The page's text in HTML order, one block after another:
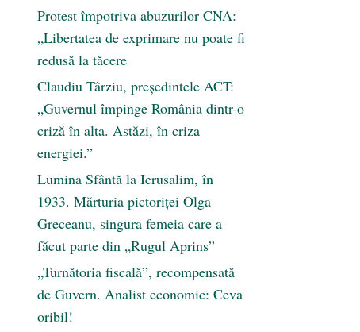
Protest împotriva abuzurilor CNA:
„Libertatea de exprimare nu poate fi
redusă la tăcere
Claudiu Târziu, președintele ACT:
„Guvernul împinge România dintr-o
criză în alta. Astăzi, în criza
energiei.”
Lumina Sfântă la Ierusalim, în
1933. Mărturia pictoriței Olga
Greceanu, singura femeia care a
făcut parte din „Rugul Aprins”
„Turnătoria fiscală”, recompensată
de Guvern. Analist economic: Ceva
oribil!